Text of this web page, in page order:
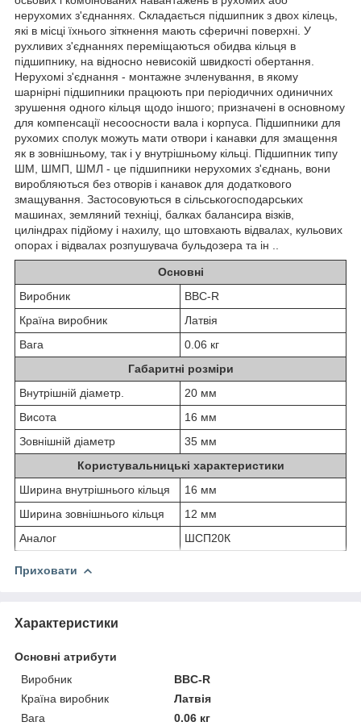
нерухомих з'єднаннях. Складається підшипник з двох кілець,
які в місці їхнього зіткнення мають сферичні поверхні. У
рухливих з'єднаннях переміщаються обидва кільця в
підшипнику, на відносно невисокій швидкості обертання.
Нерухомі з'єднання - монтажне зчленування, в якому
шарнірні підшипники працюють при періодичних одиничних
зрушення одного кільця щодо іншого; призначені в основному
для компенсації несоосности вала і корпуса. Підшипники для
рухомих сполук можуть мати отвори і канавки для змащення
як в зовнішньому, так і у внутрішньому кільці. Підшипник типу
ШМ, ШМП, ШМЛ - це підшипники нерухомих з'єднань, вони
виробляються без отворів і канавок для додаткового
змащування. Застосовуються в сільськогосподарських
машинах, земляний техніці, балках балансира візків,
циліндрах підйому і нахилу, що штовхають відвалах, кульових
опорах і відвалах розпушувача бульдозера та ін ..
Основні
Виробник
BBC-R
Країна виробник
Латвія
Вага
0.06 кг
Габаритні розміри
Внутрішній діаметр.
20 мм
Висота
16 мм
Зовнішній діаметр
35 мм
Користувальницькі характеристики
Ширина внутрішнього кільця
16 мм
Ширина зовнішнього кільця
12 мм
Аналог
ШСП20К
Приховати
Характеристики
Основні атрибути
Виробник
BBC-R
Країна виробник
Латвія
Вага
0.06 кг